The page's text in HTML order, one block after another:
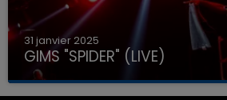
31 janvier 2025
GIMS "SPIDER" (LIVE)